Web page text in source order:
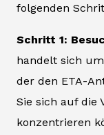
folgenden
Schritt 1:
handelt sich
der den ETA-
Sie sich auf die
konzentrieren